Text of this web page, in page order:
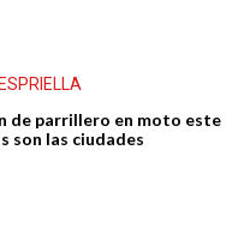
de parrillero en moto este
son las ciudades